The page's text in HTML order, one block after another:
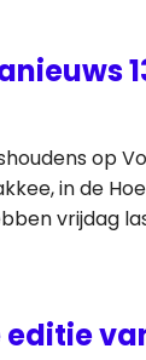
op
in de
vrijdag
editie